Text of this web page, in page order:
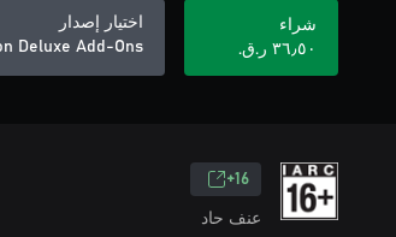
شراء
٣٦٫٥٠ ر.ق.‏
اختيار إصدار
Deluxe Add-Ons
16+
عنف حاد